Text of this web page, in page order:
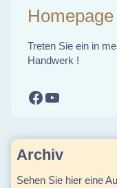
Homepage
Treten Sie ein in
Handwerk !
Facebook YouTube
Archiv
Sehen Sie hier eine